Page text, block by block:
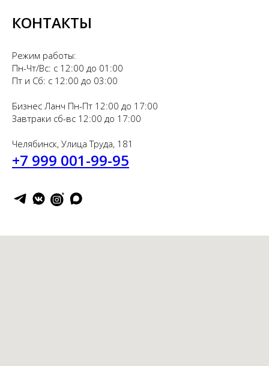
КОНТАКТЫ
Режим работы:
Пн-Чт/Вс: с 12:00 до 01:00
Пт и Сб: с 12:00 до 03:00
Бизнес Ланч Пн-Пт 12:00 до 17:00
Завтраки сб-вс 12:00 до 17:00
Челябинск, Улица Труда, 181
+7 999 001-99-95